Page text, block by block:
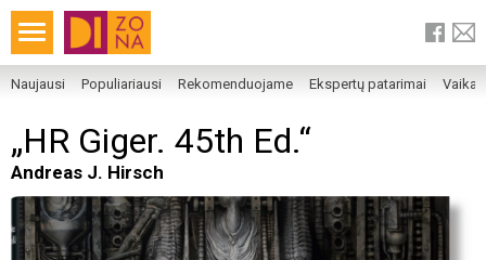
Naujausi Populiariausi Rekomenduojame Ekspertų patarimai
„HR Giger. 45th Ed.“
Andreas J. Hirsch